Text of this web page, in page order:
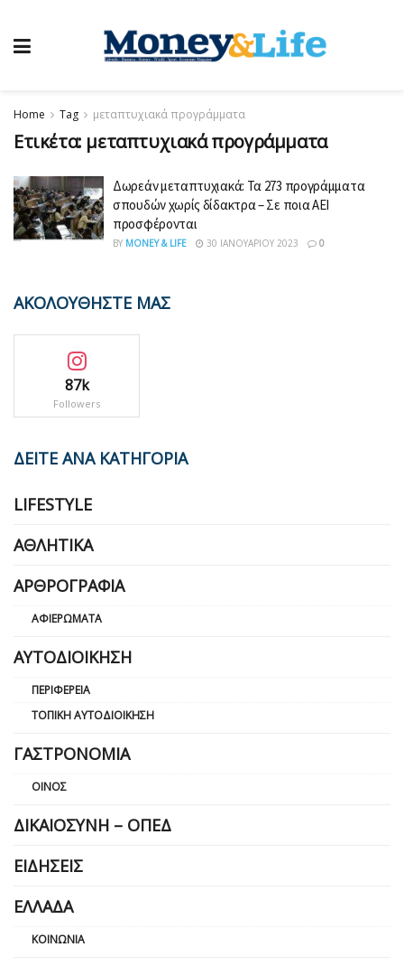
Home Tag μεταπτυχιακά προγράμματα
Ετικέτα: μεταπτυχιακά προγράμματα
Δωρεάν μεταπτυχιακά: Τα 273 προγράμματα
σπουδών χωρίς δίδακτρα – Σε ποια ΑΕΙ
προσφέρονται
BY MONEY & LIFE 30 ΙΑΝΟΥΑΡΊΟΥ 2023 0
ΑΚΟΛΟΥΘΗΣΤΕ ΜΑΣ
87k
Followers
ΔΕΙΤΕ ΑΝΑ ΚΑΤΗΓΟΡΙΑ
LIFESTYLE
ΑΘΛΗΤΙΚΆ
ΑΡΘΡΟΓΡΑΦΊΑ
ΑΦΙΕΡΏΜΑΤΑ
ΑΥΤΟΔΙΟΊΚΗΣΗ
ΠΕΡΙΦΈΡΕΙΑ
ΤΟΠΙΚΉ ΑΥΤΟΔΙΟΊΚΗΣΗ
ΓΑΣΤΡΟΝΟΜΊΑ
ΟΊΝΟΣ
ΔΙΚΑΙΟΣΎΝΗ – ΟΠΕΔ
ΕΙΔΉΣΕΙΣ
ΕΛΛΆΔΑ
ΚΟΙΝΩΝΊΑ